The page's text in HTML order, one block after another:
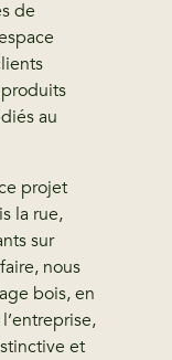
de
au
projet
la rue,
sur
nous
bois, en
et